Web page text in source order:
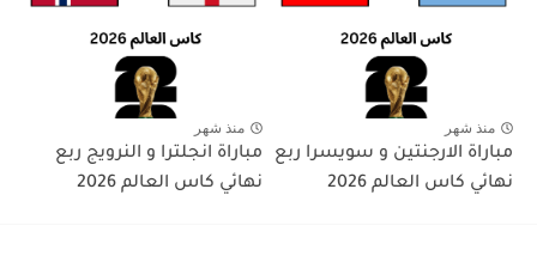
منذ شهر
مباراة الارجنتين و سويسرا ربع
نهائي كاس العالم 2026
منذ شهر
مباراة انجلترا و النرويج ربع
نهائي كاس العالم 2026